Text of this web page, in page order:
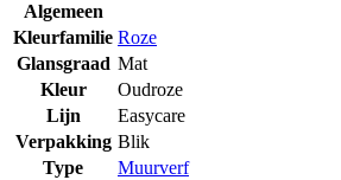
Algemeen
Kleurfamilie Roze
Glansgraad Mat
Kleur
Oudroze
Lijn
Easycare
Verpakking Blik
Type
Muurverf